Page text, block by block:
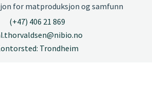
for matproduksjon og samfunn
(+47) 406 21 869
Trondheim